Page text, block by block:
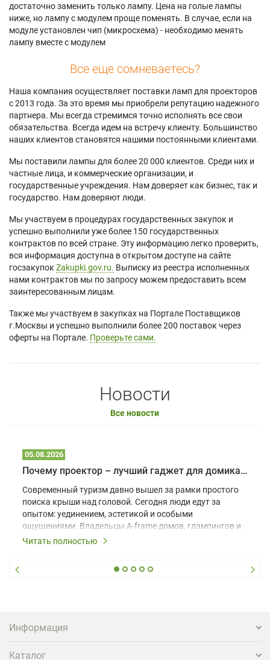
достаточно заменить только лампу. Цена на голые лампы
ниже, но лампу с модулем проще поменять. В случае, если на
модуле установлен чип (микросхема) - необходимо менять
лампу вместе с модулем
Все еще сомневаетесь?
Наша компания осуществляет поставки ламп для проекторов
с 2013 года. За это время мы приобрели репутацию надежного
партнера. Мы всегда стремимся точно исполнять все свои
обязательства. Всегда идем на встречу клиенту. Большинство
наших клиентов становятся нашими постоянными клиентами.
Мы поставили лампы для более 20 000 клиентов. Среди них и
частные лица, и коммерческие организации, и
государственные учреждения. Нам доверяет как бизнес, так и
государство. Нам доверяют люди.
Мы участвуем в процедурах государственных закупок и
успешно выполнили уже более 150 государственных
контрактов по всей стране. Эту информацию легко проверить,
вся информация доступна в открытом доступе на сайте
госзакупок Zakupki.gov.ru. Выписку из реестра исполненных
нами контрактов мы по запросу можем предоставить всем
заинтересованным лицам.
Также мы участвуем в закупках на Портале Поставщиков
г.Москвы и успешно выполнили более 200 поставок через
оферты на Портале. Проверьте сами.
Новости
Все новости
05.08.2026
Почему проектор – лучший гаджет для домика в глэмпинге
Современный туризм давно вышел за рамки простого
поиска крыши над головой. Сегодня люди едут за
опытом: уединением, эстетикой и особыми
ощущениями. Владельцы A-frame домов, глэмпингов и
шале понимают, что конкуренция растет, и
вернуться и поделиться впечатлениями в соцсетях,
проектора.
Читать полностью
Информация
Каталог